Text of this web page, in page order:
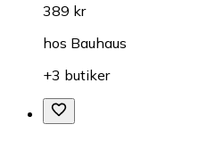
389 kr
hos Bauhaus
+3 butiker